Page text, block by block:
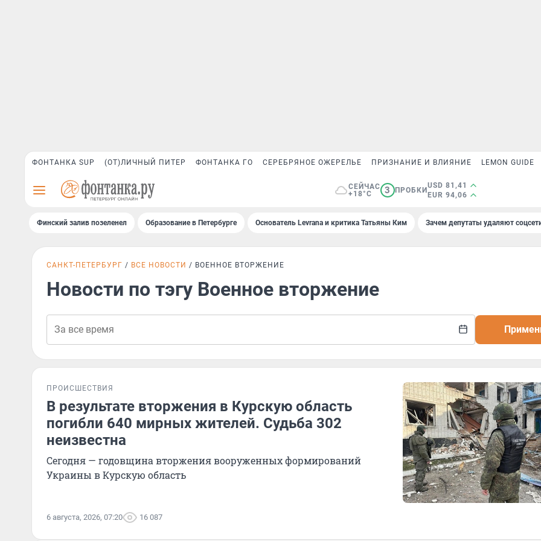
ФОНТАНКА SUP (ОТ)ЛИЧНЫЙ ПИТЕР ФОНТАНКА ГО СЕРЕБРЯНОЕ ОЖЕРЕЛЬЕ ПРИЗНАНИЕ И ВЛИЯНИЕ LEMON GUIDE
СЕЙЧАС
+18°C
3 ПРОБКИ
USD 81,41
EUR 94,06
Финский залив позеленел Образование в Петербурге Основатель Levrana и критика Татьяны Ким Зачем депутаты удаляют
САНКТ-ПЕТЕРБУРГ ВСЕ НОВОСТИ ВОЕННОЕ ВТОРЖЕНИЕ
Новости по тэгу Военное вторжение
ПРОИСШЕСТВИЯ
В результате вторжения в Курскую область
погибли 640 мирных жителей. Судьба 302
неизвестна
Сегодня — годовщина вторжения вооруженных формирований
Украины в Курскую область
6 августа, 2026, 07:20 16 087